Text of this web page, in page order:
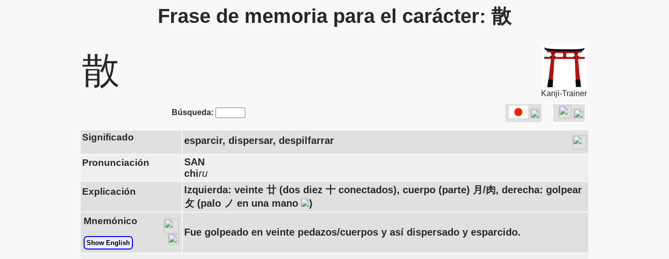
Frase de memoria para el carácter: 散
散
Kanji-Trainer
Búsqueda:
Significado esparcir, dispersar, despilfarrar
Pronunciación
SAN
chiru
Explicación
Izquierda: veinte 廿 (dos diez 十 conectados), cuerpo (parte) 月/肉, derecha: golpear
攵 (palo ノ en una mano
)
Mnemónico
Show English
Fue golpeado en veinte pedazos/cuerpos y así dispersado y esparcido.